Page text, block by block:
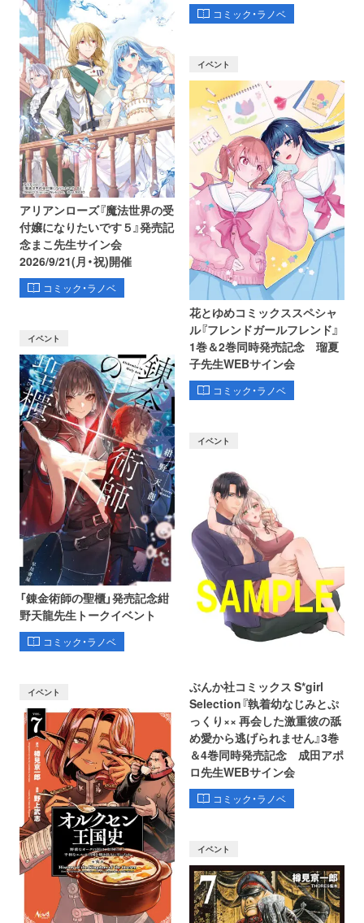
コミック・ラノベ
アリアンローズ『魔法世界の受
付嬢になりたいです５』発売記
念まこ先生サイン会
2026/9/21(月・祝)開催
コミック・ラノベ
イベント
花とゆめコミックススペシャ
ル『フレンドガールフレンド』
1巻＆2巻同時発売記念 瑠夏
子先生WEBサイン会
コミック・ラノベ
イベント
「錬金術師の聖櫃」発売記念紺
野天龍先生トークイベント
コミック・ラノベ
イベント
ぶんか社コミックス S*girl
Selection『執着幼なじみとぷ
っくり×× 再会した激重彼の舐
め愛から逃げられません』3巻
＆4巻同時発売記念 成田アポ
ロ先生WEBサイン会
コミック・ラノベ
イベント
イベント